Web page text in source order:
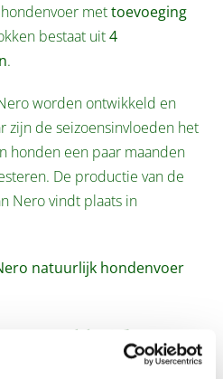
mettoevoeging
bestaat uit4
.
worden ontwikkeld en
zijn de seizoensinvloeden het
honden een paar maanden
De productie van de
Nero vindt plaats in
natuurlijk hondenvoer
bestaat